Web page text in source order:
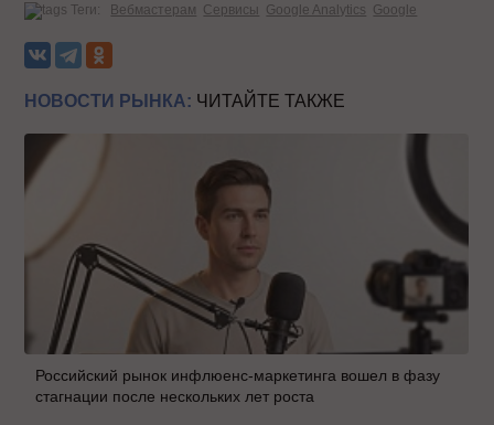
Теги: Вебмастерам Сервисы Google Analytics Google
НОВОСТИ РЫНКА: ЧИТАЙТЕ ТАКЖЕ
Российский рынок инфлюенс-маркетинга вошел в фазу
стагнации после нескольких лет роста